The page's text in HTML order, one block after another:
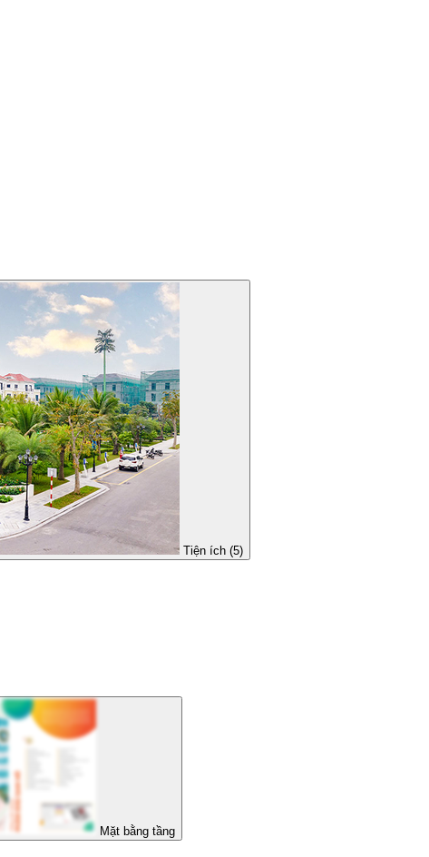
Tiện ích (5)
Mặt bằng tầng